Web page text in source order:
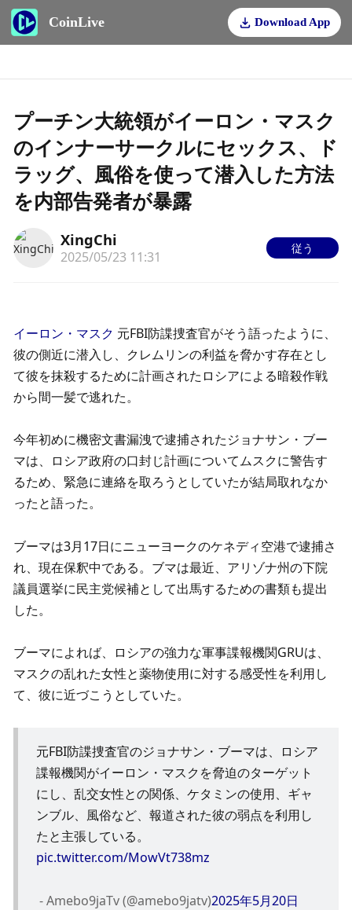
CoinLive Download App
プーチン大統領がイーロン・マスク
のインナーサークルにセックス、ド
ラッグ、風俗を使って潜入した方法
を内部告発者が暴露
XingChi
2025/05/23 11:31
従う
イーロン・マスク 元FBI防諜捜査官がそう語ったように、
彼の側近に潜入し、クレムリンの利益を脅かす存在とし
て彼を抹殺するために計画されたロシアによる暗殺作戦
から間一髪で逃れた。
今年初めに機密文書漏洩で逮捕されたジョナサン・ブー
マは、ロシア政府の口封じ計画についてムスクに警告す
るため、緊急に連絡を取ろうとしていたが結局取れなか
ったと語った。
ブーマは3月17日にニューヨークのケネディ空港で逮捕さ
れ、現在保釈中である。ブマは最近、アリゾナ州の下院
議員選挙に民主党候補として出馬するための書類も提出
した。
ブーマによれば、ロシアの強力な軍事諜報機関GRUは、
マスクの乱れた女性と薬物使用に対する感受性を利用し
て、彼に近づこうとしていた。
元FBI防諜捜査官のジョナサン・ブーマは、ロシア
諜報機関がイーロン・マスクを脅迫のターゲット
にし、乱交女性との関係、ケタミンの使用、ギャ
ンブル、風俗など、報道された彼の弱点を利用し
たと主張している。
pic.twitter.com/MowVt738mz
- Amebo9jaTv (@amebo9jatv)2025年5月20日